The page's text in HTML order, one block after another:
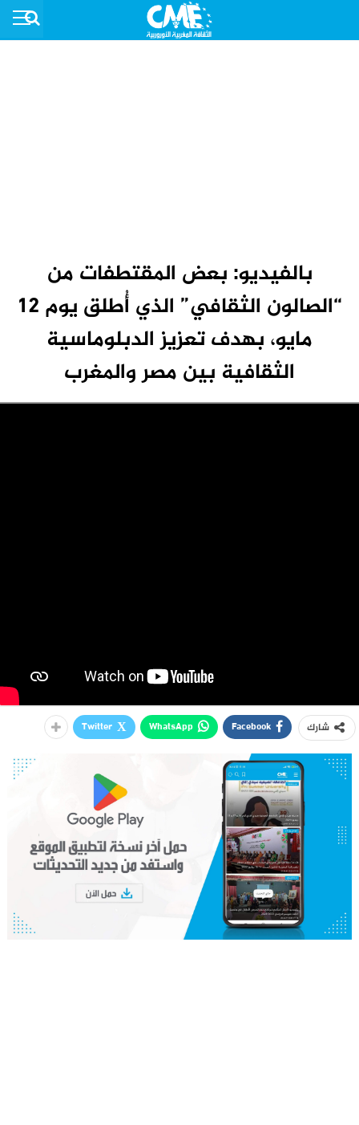
بالفيديو: بعض المقتطفات من
“الصالون الثقافي” الذي أُطلق يوم 12
مايو، بهدف تعزيز الدبلوماسية
الثقافية بين مصر والمغرب
شارك Facebook
WhatsApp
Twitter